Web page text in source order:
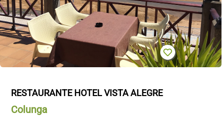
RESTAURANTE HOTEL VISTA ALEGRE
Colunga